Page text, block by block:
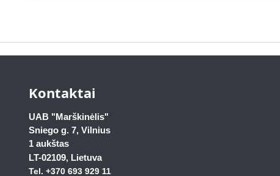
Kontaktai
UAB "Marškinėlis"
Sniego g. 7, Vilnius
1 aukštas
LT-02109, Lietuva
Tel. +370 693 929 11